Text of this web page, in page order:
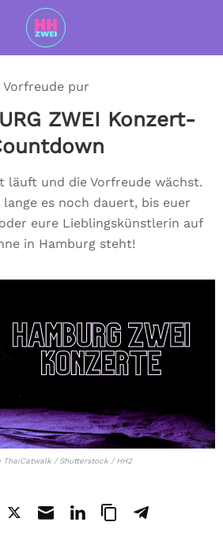
Vorfreude pur
ZWEI Konzert-
läuft und die Vorfreude wächst.
es noch dauert, bis euer
eure Lieblingskünstlerin auf
in Hamburg steht!
ThaiCatwalk / Shutterstock / HH2